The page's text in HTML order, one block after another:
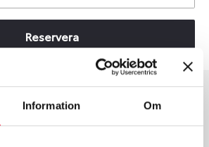
Information Om
Reservera
Tum
20